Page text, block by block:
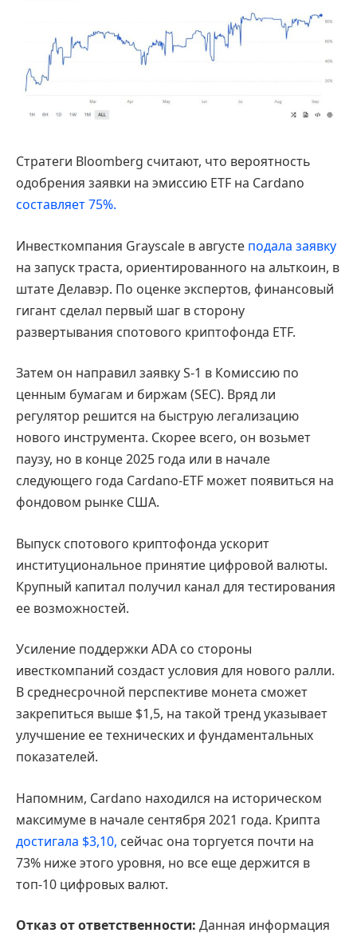
Стратеги Bloomberg считают, что вероятность
одобрения заявки на эмиссию ETF на Cardano
составляет 75%.
Инвесткомпания Grayscale в августе подала заявку
на запуск траста, ориентированного на альткоин, в
штате Делавэр. По оценке экспертов, финансовый
гигант сделал первый шаг в сторону
развертывания спотового криптофонда ETF.
Затем он направил заявку S-1 в Комиссию по
ценным бумагам и биржам (SEC). Вряд ли
регулятор решится на быструю легализацию
нового инструмента. Скорее всего, он возьмет
паузу, но в конце 2025 года или в начале
следующего года Cardano-ETF может появиться на
фондовом рынке США.
Выпуск спотового криптофонда ускорит
институциональное принятие цифровой валюты.
Крупный капитал получил канал для тестирования
ее возможностей.
Усиление поддержки ADA со стороны
ивесткомпаний создаст условия для нового ралли.
В среднесрочной перспективе монета сможет
закрепиться выше $1,5, на такой тренд указывает
улучшение ее технических и фундаментальных
показателей.
Напомним, Cardano находился на историческом
максимуме в начале сентября 2021 года. Крипта
достигала $3,10, сейчас она торгуется почти на
73% ниже этого уровня, но все еще держится в
топ-10 цифровых валют.
Отказ от ответственности: Данная информация